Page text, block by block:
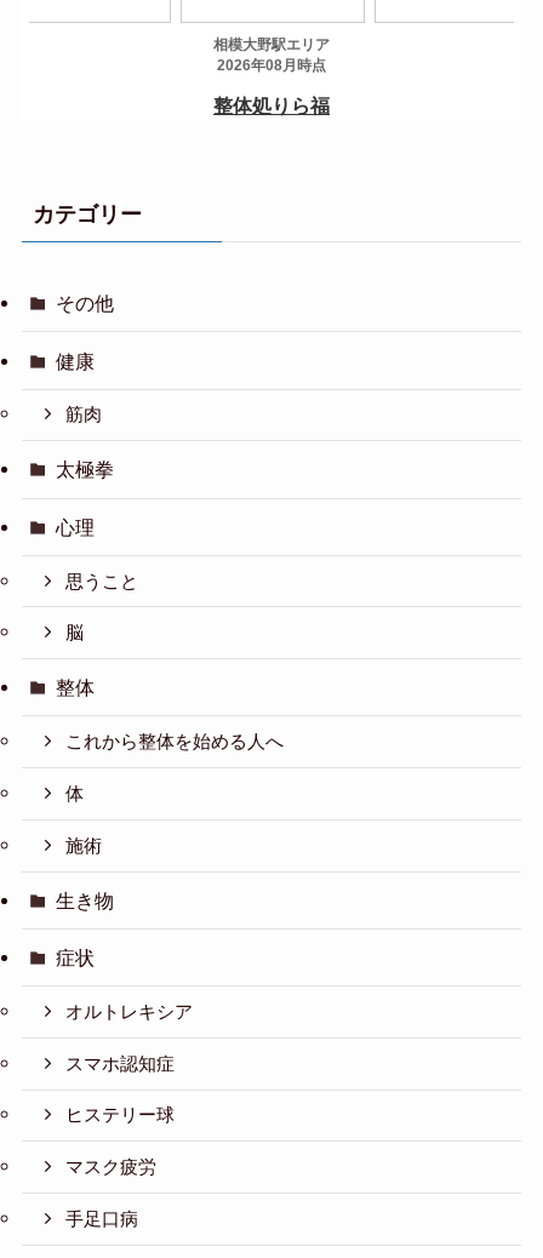
カテゴリー
その他
健康
筋肉
太極拳
心理
思うこと
脳
整体
これから整体を始める人へ
体
施術
生き物
症状
オルトレキシア
スマホ認知症
ヒステリー球
マスク疲労
手足口病